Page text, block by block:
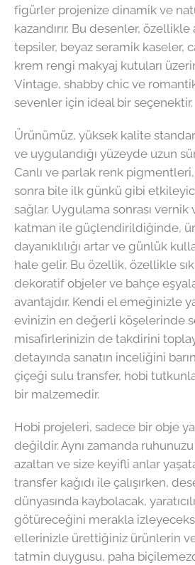
figürler projenize dinamik ve
kazandırır. Bu desenler, özellikle
tepsiler, beyaz seramik kaseler,
krem rengi makyaj kutuları
Vintage, shabby chic ve romantik
sevenler için ideal bir seçenektir.
Ürünümüz, yüksek kalite
ve uygulandığı yüzeyde uzun
Canlı ve parlak renk
sonra bile ilk günkü gibi
sağlar. Uygulama sonrası
katman ile güçlendirildiğinde,
dayanıklılığı artar ve günlük
hale gelir. Bu özellik, özellikle
dekoratif objeler ve bahçe
avantajdır. Kendi el emeğinizle
evinizin en değerli köşelerinde
misafirlerinizin de takdirini
detayında sanatın inceliğini
çiçeği sulu transfer, hobi
bir malzemedir.
Hobi projeleri, sadece bir obje
değildir. Aynı zamanda
azaltan ve size keyifli anlar
transfer kağıdı ile çalışırken,
dünyasında kaybolacak,
götüreceğini merakla
ellerinizle ürettiğiniz ürünlerin
tatmin duygusu, paha